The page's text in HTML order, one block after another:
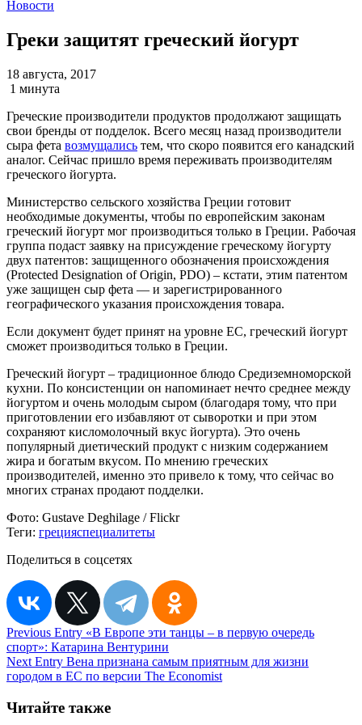
Новости
Греки защитят греческий йогурт
18 августа, 2017
1 минута
Греческие производители продуктов продолжают защищать
свои бренды от подделок. Всего месяц назад производители
сыра фета возмущались тем, что скоро появится его канадский
аналог. Сейчас пришло время переживать производителям
греческого йогурта.
Министерство сельского хозяйства Греции готовит
необходимые документы, чтобы по европейским законам
греческий йогурт мог производиться только в Греции. Рабочая
группа подаст заявку на присуждение греческому йогурту
двух патентов: защищенного обозначения происхождения
(Protected Designation of Origin, PDO) – кстати, этим патентом
уже защищен сыр фета — и зарегистрированного
географического указания происхождения товара.
Если документ будет принят на уровне ЕС, греческий йогурт
сможет производиться только в Греции.
Греческий йогурт – традиционное блюдо Средиземноморской
кухни. По консистенции он напоминает нечто среднее между
йогуртом и очень молодым сыром (благодаря тому, что при
приготовлении его избавляют от сыворотки и при этом
сохраняют кисломолочный вкус йогурта). Это очень
популярный диетический продукт с низким содержанием
жира и богатым вкусом. По мнению греческих
производителей, именно это привело к тому, что сейчас во
многих странах продают подделки.
Фото: Gustave Deghilage / Flickr
Теги: грецияспециалитеты
Поделиться в соцсетях
Навигация
по
записям
Previous Entry «В Европе эти танцы – в первую очередь
спорт»: Катарина Вентурини
Next Entry Вена признана самым приятным для жизни
городом в ЕС по версии The Economist
Читайте также